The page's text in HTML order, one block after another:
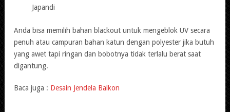
Japandi
Anda bisa memilih bahan blackout untuk mengeblok UV secara
penuh atau campuran bahan katun dengan polyester jika butuh
yang awet tapi ringan dan bobotnya tidak terlalu berat saat
digantung.
Baca juga : Desain Jendela Balkon